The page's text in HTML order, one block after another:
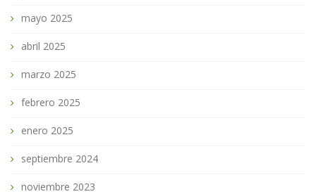
mayo 2025
abril 2025
marzo 2025
febrero 2025
enero 2025
septiembre 2024
noviembre 2023